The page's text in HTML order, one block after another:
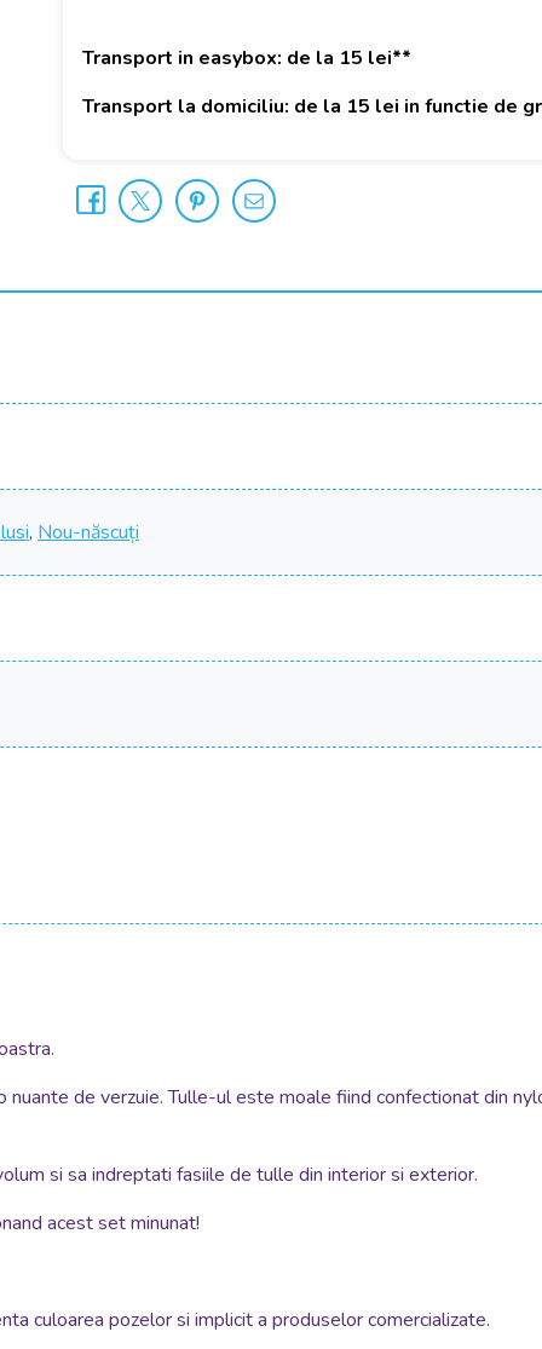
Transport in easybox: de la 15 lei**
Transport la domiciliu: de la 15 lei in functie de
, Nou-născuți
de verzuie. Tulle-ul este moale fiind confectionat din
si sa indreptati fasiile de tulle din interior si exterior.
acest set minunat!
culoarea pozelor si implicit a produselor comercializate.